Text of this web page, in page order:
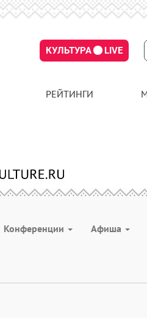
КУЛЬТУРА LIVE
РЕЙТИНГИ
Конференции Aфиша